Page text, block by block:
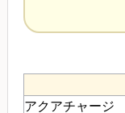
アクアチャージ